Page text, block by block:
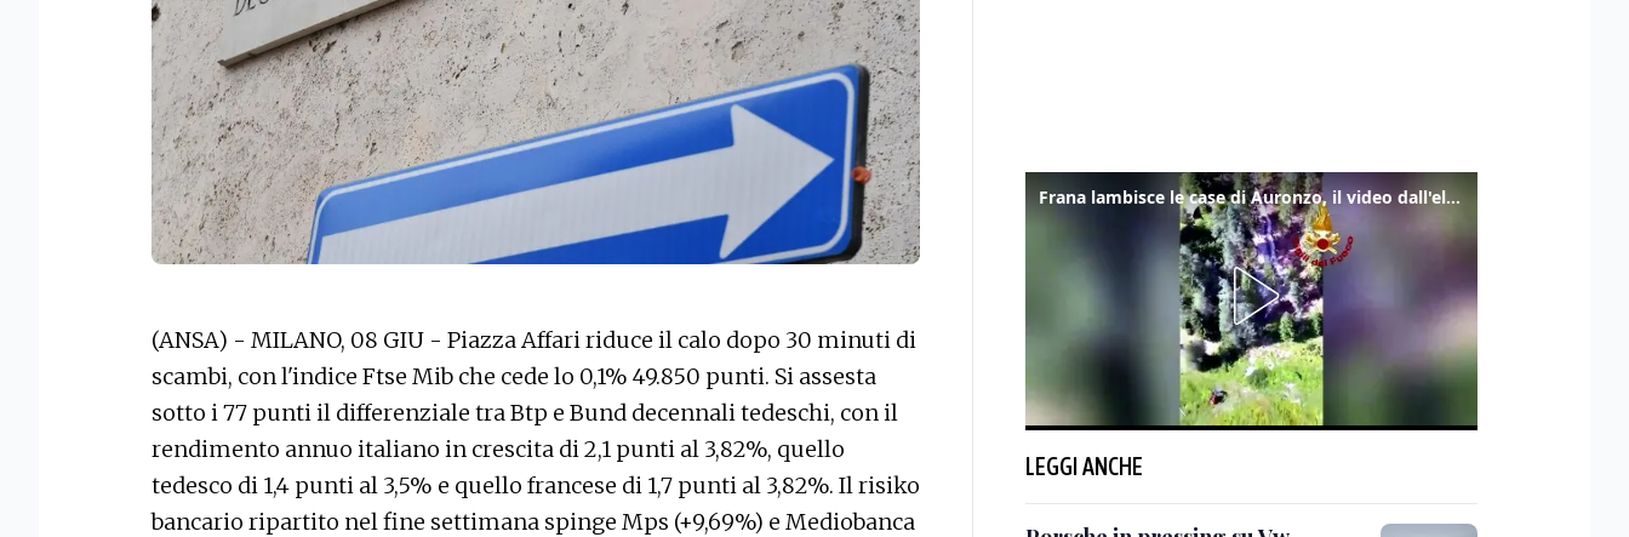
(ANSA) - MILANO, 08 GIU - Piazza Affari riduce il calo dopo 30 minuti di
scambi, con l'indice Ftse Mib che cede lo 0,1% 49.850 punti. Si assesta
sotto i 77 punti il differenziale tra Btp e Bund decennali tedeschi, con il
rendimento annuo italiano in crescita di 2,1 punti al 3,82%, quello
tedesco di 1,4 punti al 3,5% e quello francese di 1,7 punti al 3,82%. Il risiko
bancario ripartito nel fine settimana spinge Mps (+9,69%) e Mediobanca
Frana lambisce le case di Auronzo, il video dall'elicottero dei vigili del fuoco
LEGGI ANCHE